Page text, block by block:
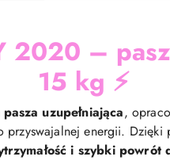
2020 –
15 kg ⚡
uzupełniająca,
energii.
i szybki powrót